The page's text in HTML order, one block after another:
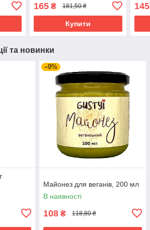
165₴ 181,50 ₴
Купити
145
та новинки
–9%
Майонез для веганів, 200 мл
В наявності
108 ₴ 118,80 ₴